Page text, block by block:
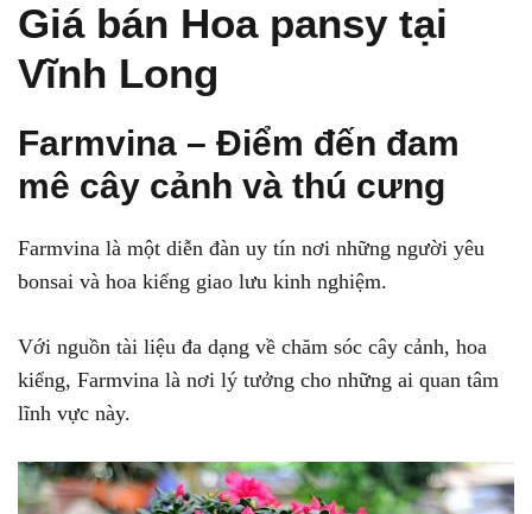
Giá bán Hoa pansy tại
Vĩnh Long
Farmvina – Điểm đến đam
mê cây cảnh và thú cưng
Farmvina là một diễn đàn uy tín nơi những người yêu
bonsai và hoa kiểng giao lưu kinh nghiệm.
Với nguồn tài liệu đa dạng về chăm sóc cây cảnh, hoa
kiểng, Farmvina là nơi lý tưởng cho những ai quan tâm
lĩnh vực này.